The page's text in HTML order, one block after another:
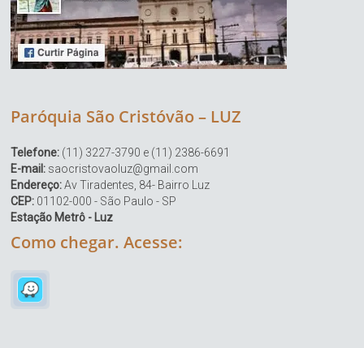
Paróquia São Cristóvão – LUZ
Telefone: (11) 3227-3790 e (11) 2386-6691
E-mail: saocristovaoluz@gmail.com
Endereço:Av Tiradentes, 84- Bairro Luz
CEP: 01102-000 - São Paulo - SP
Estação Metrô - Luz
Como chegar. Acesse: